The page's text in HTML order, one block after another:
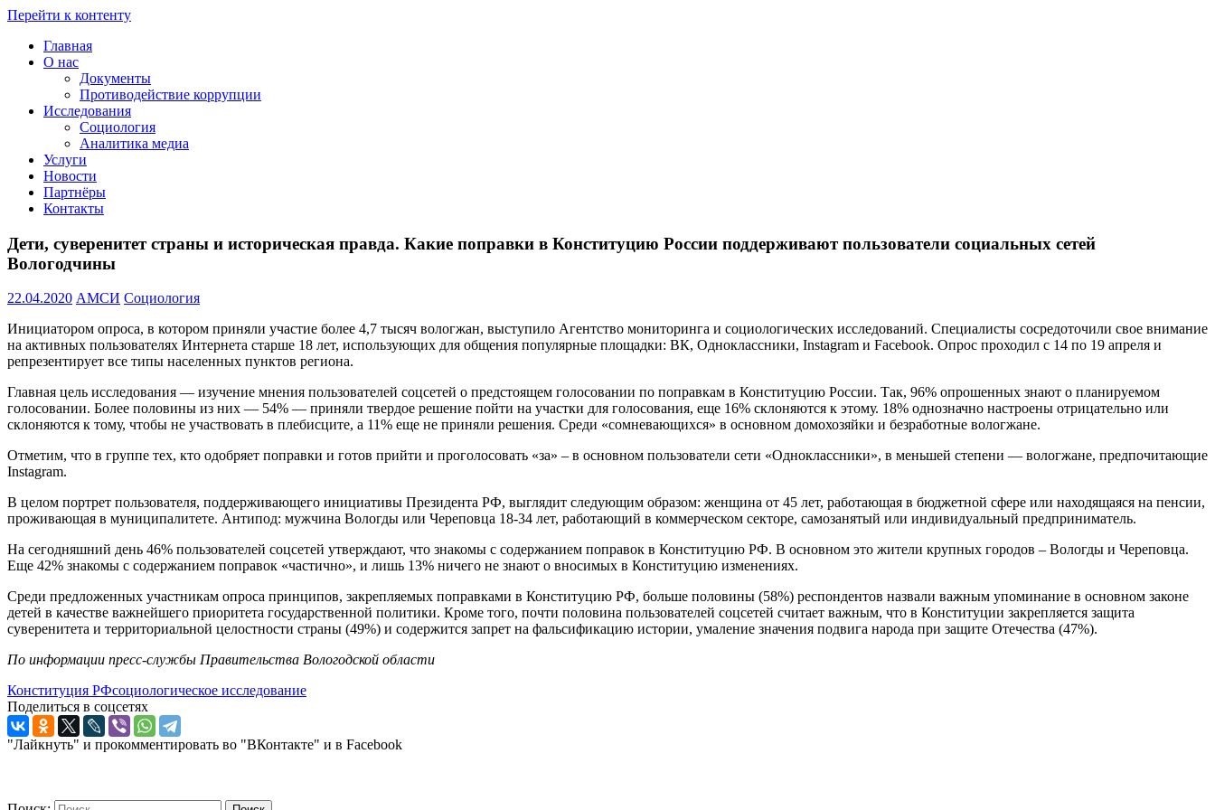
Перейти к контенту
Проведение
социологических
мониторинговых
исследований
+7(8172)
amsi.2015@mail.ru
::
Главная
О нас
Документы
Противодействие коррупции
Исследования
Социология
Аналитика медиа
Услуги
Новости
Партнёры
Контакты
Дети, суверенитет страны и историческая правда. Какие поправки в Конституцию России поддерживают пользователи социальных сетей
Вологодчины
22.04.2020 АМСИ Социология
Инициатором опроса, в котором приняли участие более 4,7 тысяч вологжан, выступило Агентство мониторинга и социологических исследований. Специалисты сосредоточили свое внимание
на активных пользователях Интернета старше 18 лет, использующих для общения популярные площадки: ВК, Одноклассники, Instagram и Facebook. Опрос проходил с 14 по 19 апреля и
репрезентирует все типы населенных пунктов региона.
Главная цель исследования — изучение мнения пользователей соцсетей о предстоящем голосовании по поправкам в Конституцию России. Так, 96% опрошенных знают о планируемом
голосовании. Более половины из них — 54% — приняли твердое решение пойти на участки для голосования, еще 16% склоняются к этому. 18% однозначно настроены отрицательно или
склоняются к тому, чтобы не участвовать в плебисците, а 11% еще не приняли решения. Среди «сомневающихся» в основном домохозяйки и безработные вологжане.
Отметим, что в группе тех, кто одобряет поправки и готов прийти и проголосовать «за» – в основном пользователи сети «Одноклассники», в меньшей степени — вологжане, предпочитающие
Instagram.
В целом портрет пользователя, поддерживающего инициативы Президента РФ, выглядит следующим образом: женщина от 45 лет, работающая в бюджетной сфере или находящаяся на пенсии,
проживающая в муниципалитете. Антипод: мужчина Вологды или Череповца 18-34 лет, работающий в коммерческом секторе, самозанятый или индивидуальный предприниматель.
На сегодняшний день 46% пользователей соцсетей утверждают, что знакомы с содержанием поправок в Конституцию РФ. В основном это жители крупных городов – Вологды и Череповца.
Еще 42% знакомы с содержанием поправок «частично», и лишь 13% ничего не знают о вносимых в Конституцию изменениях.
Среди предложенных участникам опроса принципов, закрепляемых поправками в Конституцию РФ, больше половины (58%) респондентов назвали важным упоминание в основном законе
детей в качестве важнейшего приоритета государственной политики. Кроме того, почти половина пользователей соцсетей считает важным, что в Конституции закрепляется защита
суверенитета и территориальной целостности страны (49%) и содержится запрет на фальсификацию истории, умаление значения подвига народа при защите Отечества (47%).
По информации пресс-службы Правительства Вологодской области
Конституция РФсоциологическое исследование
Поделиться в соцсетях
"Лайкнуть" и прокомментировать во "ВКонтакте" и в Facebook